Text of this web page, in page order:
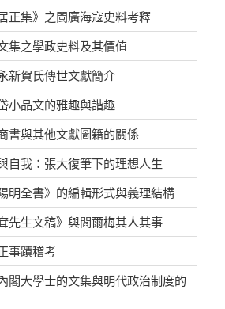
集》之閩廣海寇史料考釋
之學政史料及其價值
賀氏傳世文獻簡介
品文的雅趣與諧趣
與其他文獻圖籍的關係
我：張大復筆下的理想人生
全書》的編輯形式與義理結構
生文稿》與閻爾梅其人其事
蹟稽考
大學士的文集與明代政治制度的